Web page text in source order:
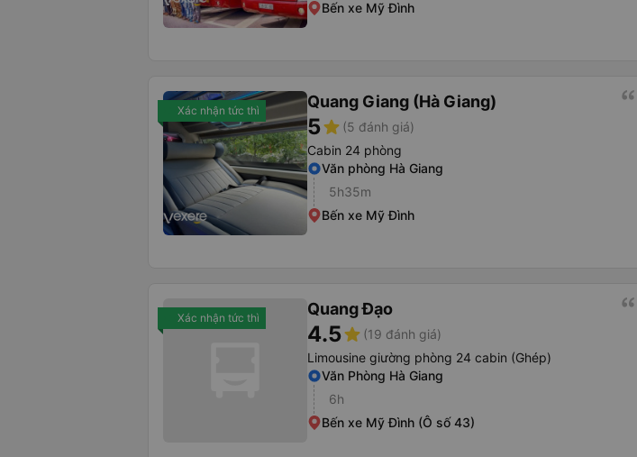
Bến xe Mỹ Đình
Xác nhận tức thì Quang Giang (Hà Giang)
5star (5 đánh giá)
Cabin 24 phòng
Văn phòng Hà Giang
5h35m
Bến xe Mỹ Đình
Xác nhận tức thì Quang Đạo
4.5star (19 đánh giá)
Limousine giường phòng 24 cabin (Ghép)
Văn Phòng Hà Giang
6h
Bến xe Mỹ Đình (Ô số 43)